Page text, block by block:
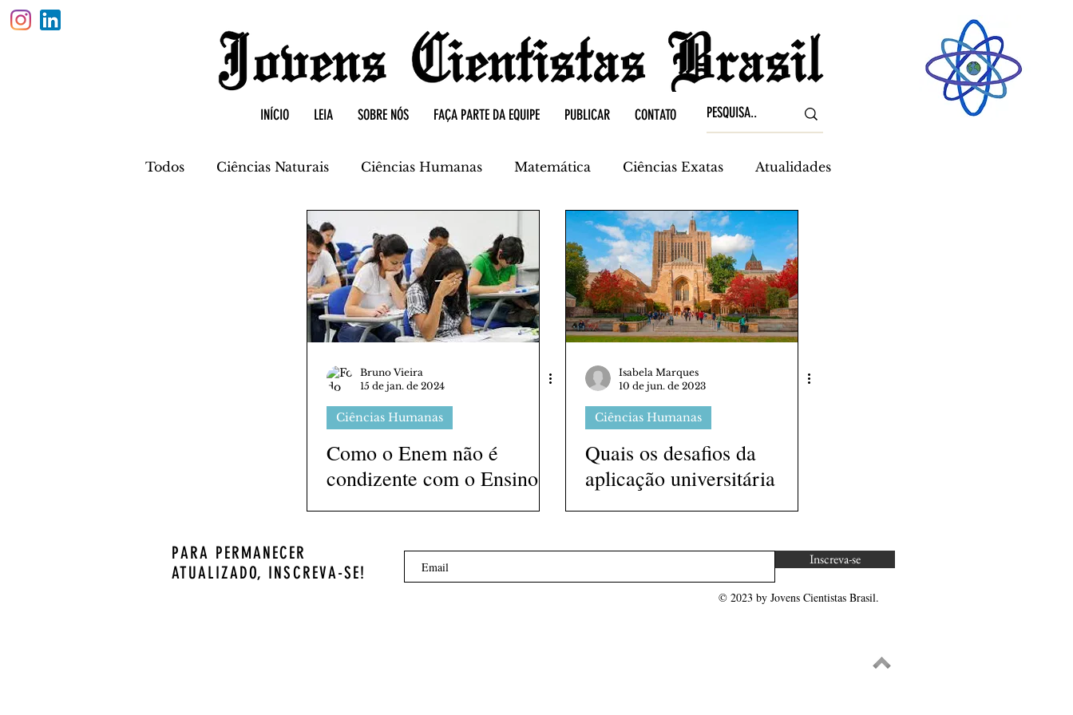
INÍCIO LEIA SOBRE NÓS FAÇA PARTE DA EQUIPE PUBLICAR CONTATO
Todos Ciências Naturais Ciências Humanas Matemática Ciências Exatas Atualidades
Química Ciências da Terra
Bruno Vieira
15 de jan. de 2024
Ciências Humanas
Como o Enem não é
condizente com o Ensino
Médio brasileiro
Isabela Marques
10 de jun. de 2023
Ciências Humanas
Quais os desafios da
aplicação universitária
internacional para um
PARA PERMANECER
ATUALIZADO, INSCREVA-SE!
Inscreva-se
© 2023 by Jovens Cientistas Brasil.